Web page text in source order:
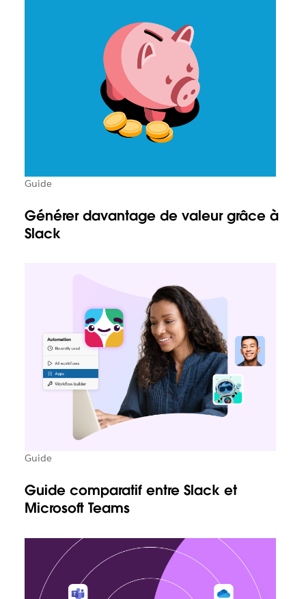
Guide
Générer davantage de valeur grâce à
Slack
Guide
Guide comparatif entre Slack et
Microsoft Teams